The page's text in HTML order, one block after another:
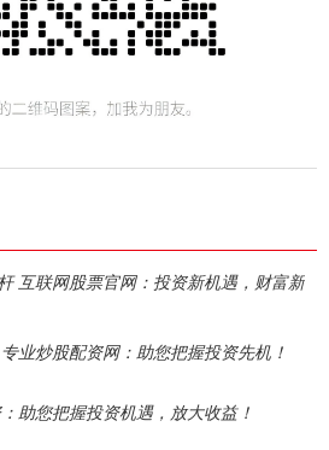
互联网股票官网：投资新机遇，财富新
业炒股配资网：助您把握投资先机！
助您把握投资机遇，放大收益！